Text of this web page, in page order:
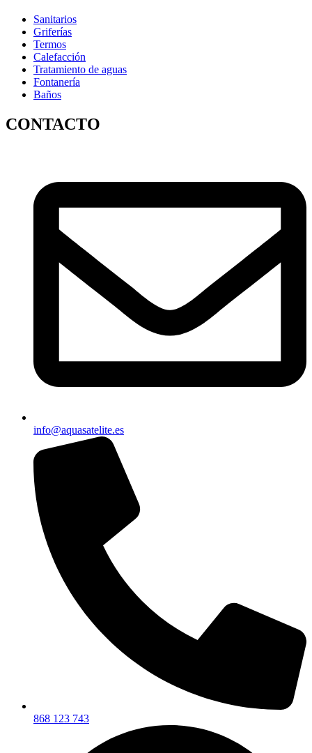
Sanitarios
Griferías
Termos
Calefacción
Tratamiento de aguas
Fontanería
Baños
CONTACTO
info@aquasatelite.es
868 123 743